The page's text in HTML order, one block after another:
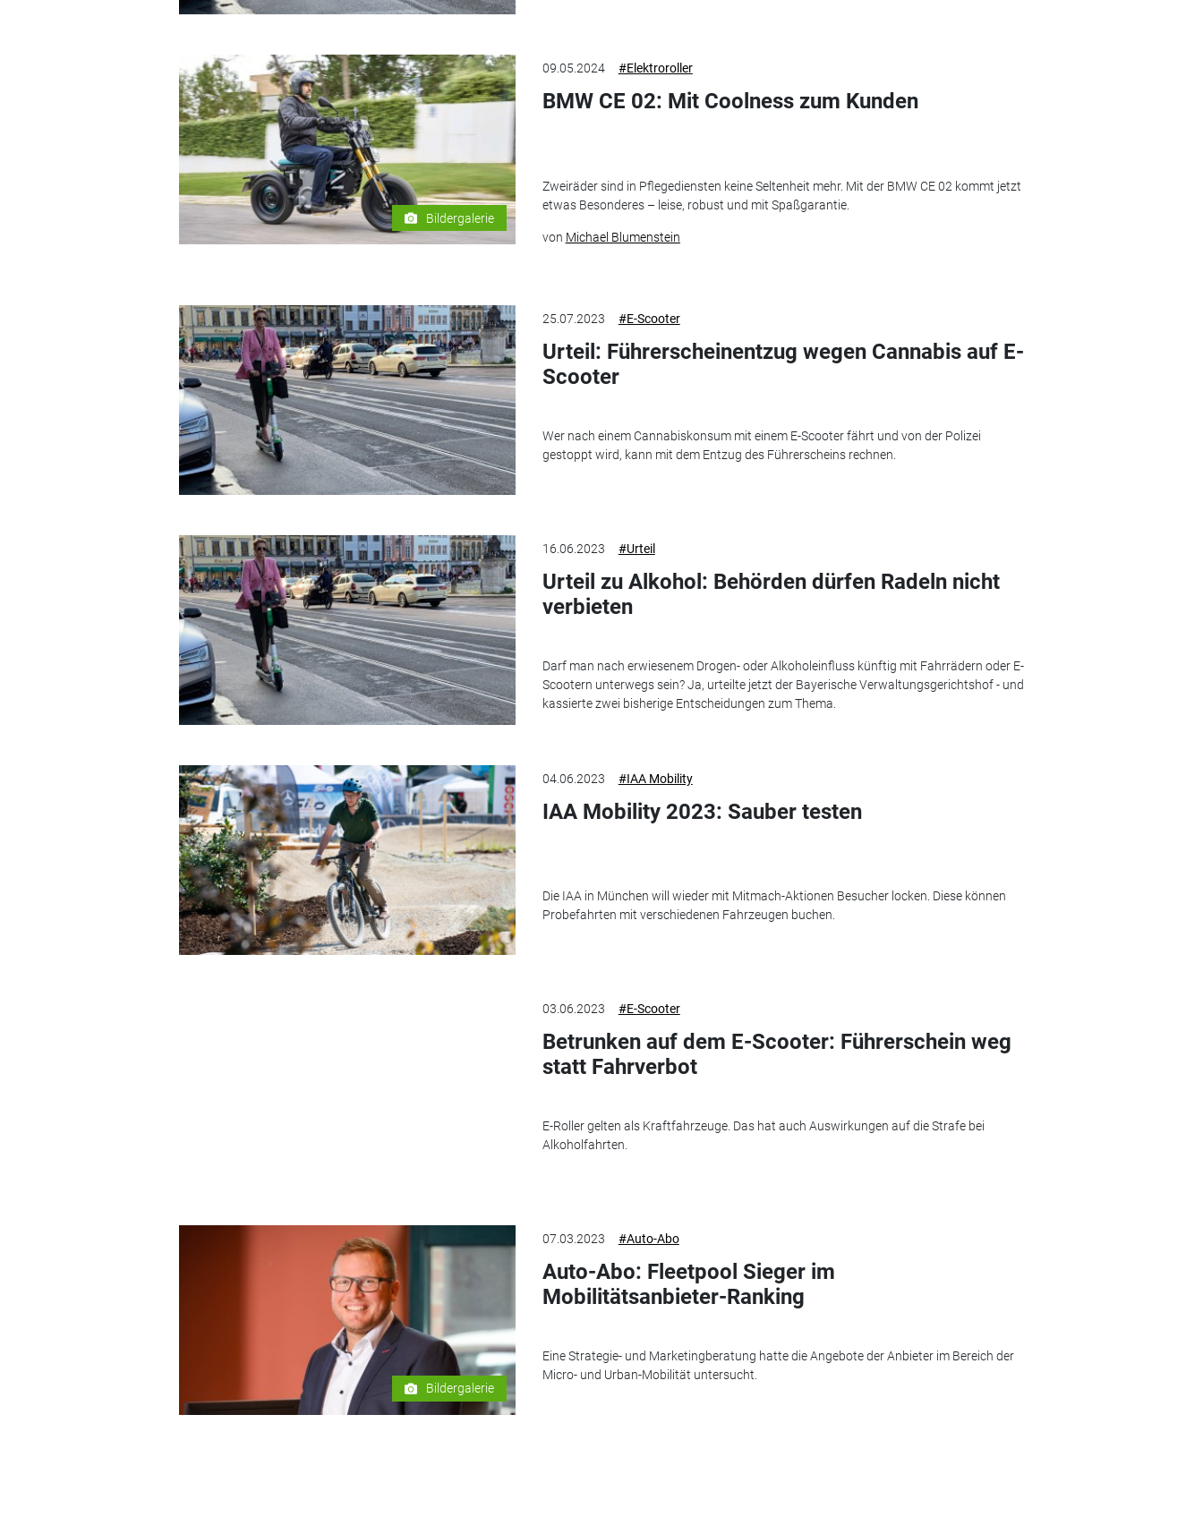
Bildergalerie
09.05.2024 #Elektroroller
BMW CE 02: Mit Coolness zum Kunden
Zweiräder sind in Pflegediensten keine Seltenheit mehr. Mit der BMW CE 02 kommt jetzt
etwas Besonderes – leise, robust und mit Spaßgarantie.
von Michael Blumenstein
25.07.2023 #E-Scooter
Urteil: Führerscheinentzug wegen Cannabis auf E-
Scooter
Wer nach einem Cannabiskonsum mit einem E-Scooter fährt und von der Polizei
gestoppt wird, kann mit dem Entzug des Führerscheins rechnen.
16.06.2023 #Urteil
Urteil zu Alkohol: Behörden dürfen Radeln nicht
verbieten
Darf man nach erwiesenem Drogen- oder Alkoholeinfluss künftig mit Fahrrädern oder E-
Scootern unterwegs sein? Ja, urteilte jetzt der Bayerische Verwaltungsgerichtshof - und
kassierte zwei bisherige Entscheidungen zum Thema.
04.06.2023 #IAA Mobility
IAA Mobility 2023: Sauber testen
Die IAA in München will wieder mit Mitmach-Aktionen Besucher locken. Diese können
Probefahrten mit verschiedenen Fahrzeugen buchen.
03.06.2023 #E-Scooter
Betrunken auf dem E-Scooter: Führerschein weg
statt Fahrverbot
E-Roller gelten als Kraftfahrzeuge. Das hat auch Auswirkungen auf die Strafe bei
Alkoholfahrten.
Bildergalerie
07.03.2023 #Auto-Abo
Auto-Abo: Fleetpool Sieger im
Mobilitätsanbieter-Ranking
Eine Strategie- und Marketingberatung hatte die Angebote der Anbieter im Bereich der
Micro- und Urban-Mobilität untersucht.